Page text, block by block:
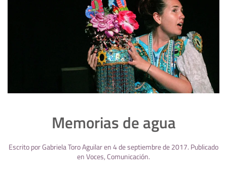
Memorias de agua
Escrito porGabriela Toro Aguilaren4 de septiembre de 2017. Publicado
enVoces,Comunicación.